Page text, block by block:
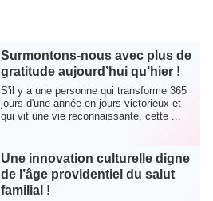
Surmontons-nous avec plus de
gratitude aujourd’hui qu’hier !
S'il y a une personne qui transforme 365
jours d'une année en jours victorieux et
qui vit une vie reconnaissante, cette ...
Une innovation culturelle digne
de l’âge providentiel du salut
familial !